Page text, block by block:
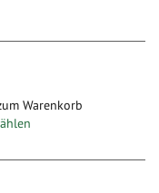
Warenkorb